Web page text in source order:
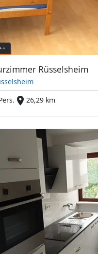
Rüsselsheim
26,29 km